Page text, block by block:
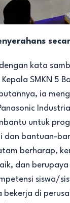
kata
SMKN 5
ia
untuk
dan bantuan-
berharap,
dan berupaya
siswa/
di